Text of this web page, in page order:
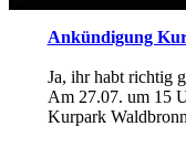
Ankündigung
Ja, ihr habt richtig
Am 27.07. um 15
Kurpark